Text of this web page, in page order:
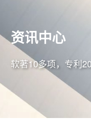
资讯中心
软著10多项，专利